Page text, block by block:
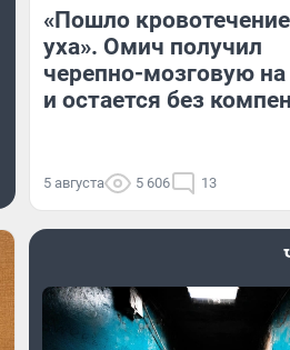
«Пошло
уха». Омич получил
черепно-мозговую
и остается без
5 августа 5 606 13